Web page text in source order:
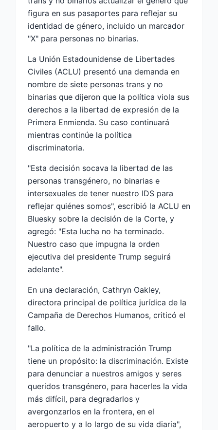
figura en sus pasaportes para reflejar su
identidad de género, incluido un marcador
"X" para personas no binarias.
La Unión Estadounidense de Libertades
Civiles (ACLU) presentó una demanda en
nombre de siete personas trans y no
binarias que dijeron que la política viola sus
derechos a la libertad de expresión de la
Primera Enmienda. Su caso continuará
mientras continúe la política
discriminatoria.
"Esta decisión socava la libertad de las
personas transgénero, no binarias e
intersexuales de tener nuestro IDS para
reflejar quiénes somos", escribió la ACLU en
Bluesky sobre la decisión de la Corte, y
agregó: "Esta lucha no ha terminado.
Nuestro caso que impugna la orden
ejecutiva del presidente Trump seguirá
adelante".
En una declaración, Cathryn Oakley,
directora principal de política jurídica de la
Campaña de Derechos Humanos, criticó el
fallo.
"La política de la administración Trump
tiene un propósito: la discriminación. Existe
para denunciar a nuestros amigos y seres
queridos transgénero, para hacerles la vida
más difícil, para degradarlos y
avergonzarlos en la frontera, en el
aeropuerto y a lo largo de su vida diaria",